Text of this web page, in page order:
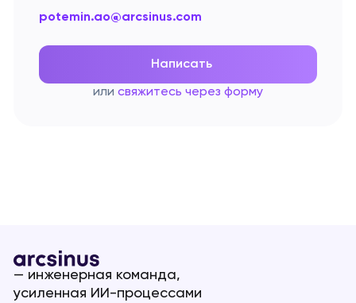
potemin.ao@arcsinus.com
Написать
или свяжитесь через форму
— инженерная команда,
усиленная ИИ-процессами